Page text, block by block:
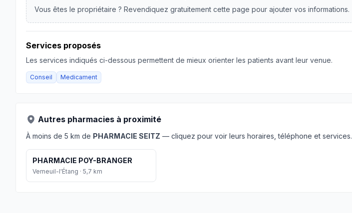
Vous êtes le propriétaire ? Revendiquez gratuitement cette page pour ajouter vos informations.
Services proposés
Les services indiqués ci-dessous permettent de mieux orienter les patients avant leur venue.
Conseil Medicament
Autres pharmacies à proximité
À moins de 5 km de PHARMACIE SEITZ — cliquez pour voir leurs horaires, téléphone et services.
PHARMACIE POY-BRANGER
Verneuil-l'Étang · 5,7 km